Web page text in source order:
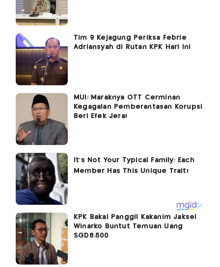
Tim 9 Kejagung Periksa Febrie
Adriansyah di Rutan KPK Hari Ini
MUI: Maraknya OTT Cerminan
Kegagalan Pemberantasan Korupsi
Beri Efek Jera!
KPK Bakal Panggil Kakanim Jaksel
Winarko Buntut Temuan Uang
SGD8.500